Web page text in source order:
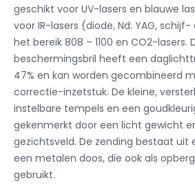
geschikt voor UV-lasers en blauwe
voor IR-lasers (diode, Nd: YAG,
het bereik 808 – 1100 en CO2-lasers.
beschermingsbril heeft een
47% en kan worden gecombineerd
correctie-inzetstuk. De kleine,
instelbare tempels en een
gekenmerkt door een licht gewicht
gezichtsveld. De zending bestaat uit
een metalen doos, die ook als
gebruikt.